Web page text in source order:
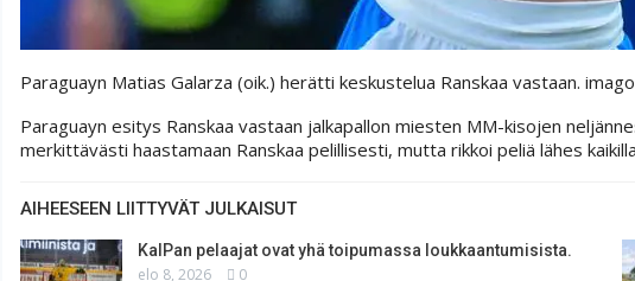
Paraguayn Matias Galarza (oik.) herätti keskustelua Ranskaa vastaan.
Paraguayn esitys Ranskaa vastaan jalkapallon miesten MM-kisojen
merkittävästi haastamaan Ranskaa pelillisesti, mutta rikkoi peliä lähes
AIHEESEEN LIITTYVÄT JULKAISUT
KalPan pelaajat ovat yhä toipumassa loukkaantumisista.
elo 8, 2026 0